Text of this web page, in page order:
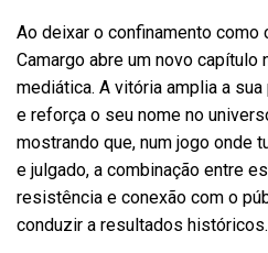
Ao deixar o confinamento como
Camargo abre um novo capítulo
mediática. A vitória amplia a
e reforça o seu nome no
mostrando que, num jogo onde
e julgado, a combinação entre
resistência e conexão com o
conduzir a resultados históricos.